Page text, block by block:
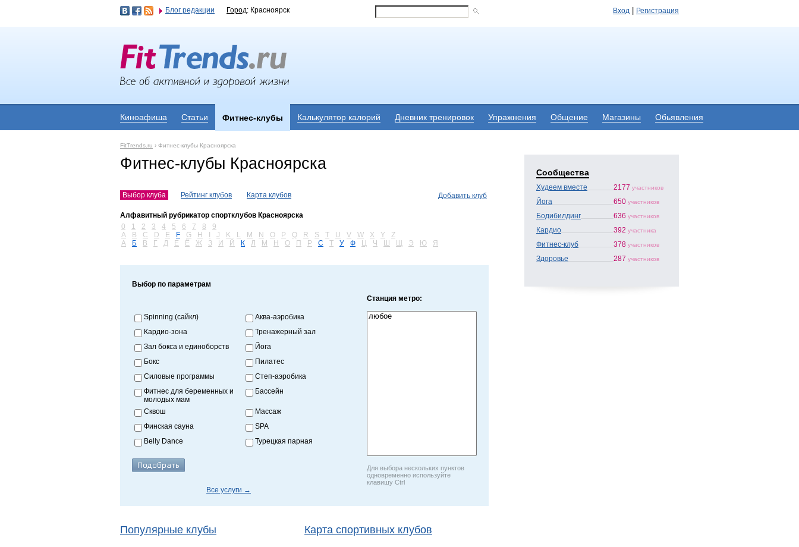
Блог редакции Город: Красноярск Вход Регистрация
Киноафиша Статьи Фитнес-клубы Калькулятор калорий Дневник тренировок Упражнения Общение Магазины Обьявления
FitTrends.ru › Фитнес-клубы Красноярска
Фитнес-клубы Красноярска
Добавить клуб
Выбор клуба Рейтинг клубов Карта клубов
Алфавитный рубрикатор спортклубов Красноярска
0
1 2 3 4 5 6 7 8
9
A
B C D E F G H I J K L M N O P Q R S T U V W X Y
Z
А
Б В Г Д Е Ё Ж З И Й К Л М Н О П Р С Т У Ф Ц Ч Ш Щ Э Ю Я
Выбор по параметрам
Spinning (сайкл)
Аква-аэробика
Кардио-зона
Тренажерный зал
Зал бокса и единоборств
Йога
Бокс
Пилатес
Силовые программы
Степ-аэробика
Фитнес для беременных и
молодых мам
Бассейн
Сквош
Массаж
Финская сауна
SPA
Belly Dance
Турецкая парная
Станция метро:
Для выбора нескольких пунктов
одновременно используйте
клавишу Ctrl
Все услуги →
Популярные клубы Карта спортивных клубов
Сообщества
Худеем вместе 2177 участников
Йога 650 участников
Бодибилдинг 636 участников
Кардио 392 участника
Фитнес-клуб 378 участников
Здоровье 287 участников